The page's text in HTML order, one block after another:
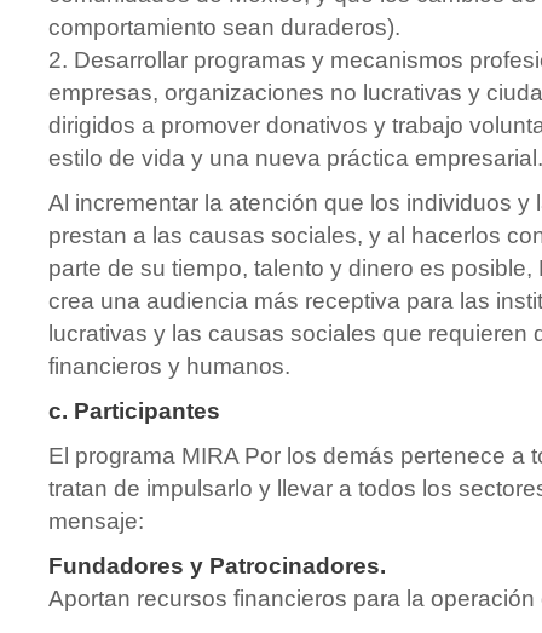
comportamiento sean duraderos).
2. Desarrollar programas y mecanismos
empresas, organizaciones no lucrativas y
dirigidos a promover donativos y trabajo
estilo de vida y una nueva práctica empresarial.
Al incrementar la atención que los individuos y
prestan a las causas sociales, y al hacerlos
parte de su tiempo, talento y dinero es posible,
crea una audiencia más receptiva para las
lucrativas y las causas sociales que requieren
financieros y humanos.
c. Participantes
El programa MIRA Por los demás pertenece a
tratan de impulsarlo y llevar a todos los
mensaje:
Fundadores y Patrocinadores.
Aportan recursos financieros para la